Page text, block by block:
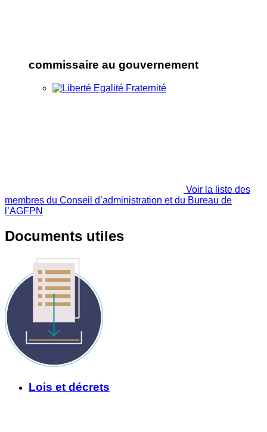
commissaire au gouvernement
Voir la liste des
membres du Conseil d’administration et du Bureau de
l’AGFPN
Documents utiles
Lois et décrets